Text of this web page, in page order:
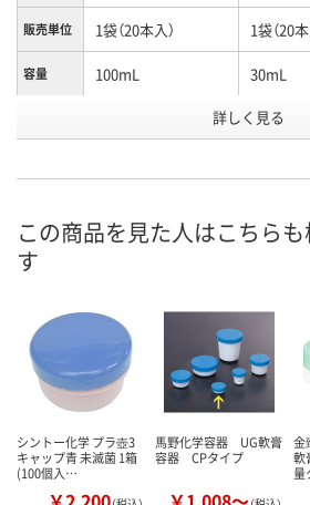
販売単位 1袋（20本入） 1袋（20本
容量 100mL 30mL
2498651
8月13日（
詳しく見る
この商品を見た人はこちら
す
シントー化学 プラ壺3
キャップ青 未滅菌 1箱
(100個入…
馬野化学容器 UG軟膏
容器 CPタイプ
金
軟
量